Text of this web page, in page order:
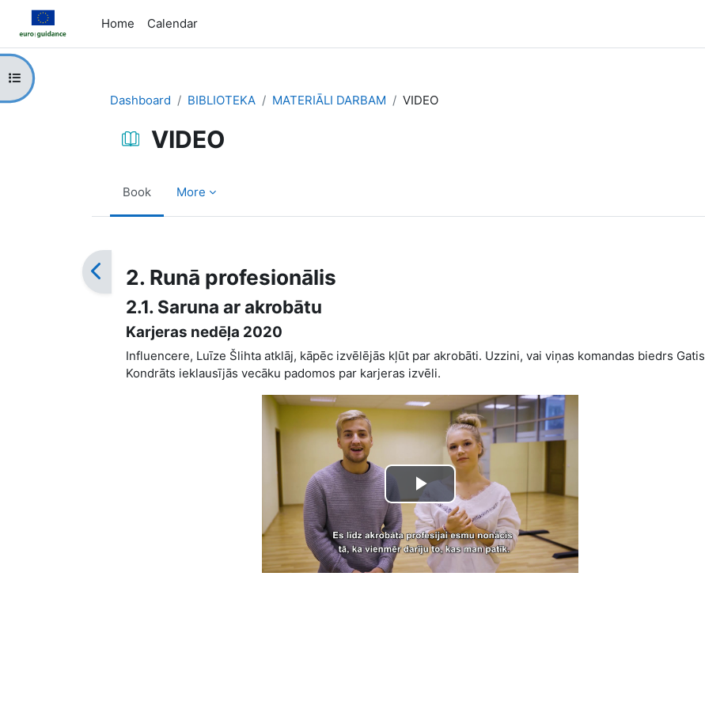
Skip to main content
Home
Calendar
Open course index
Dashboard
BIBLIOTEKA MATERIĀLI DARBAM VIDEO
VIDEO
Book More
2. Runā profesionālis
2.1. Saruna ar akrobātu
Karjeras nedēļa 2020
Influencere, Luīze Šlihta atklāj, kāpēc izvēlējās kļūt par akrobāti. Uzzini, vai viņas komandas biedrs Gatis
Kondrāts ieklausījās vecāku padomos par karjeras izvēli.
Play
Video